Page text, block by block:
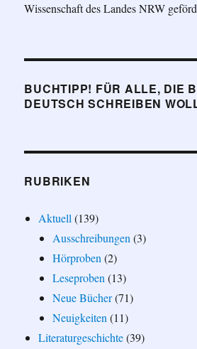
Wissenschaft des Landes NRW
BUCHTIPP! FÜR ALLE, DIE
DEUTSCH SCHREIBEN
RUBRIKEN
Aktuell (139)
Ausschreibungen (3)
Hörproben (2)
Leseproben (13)
Neue Bücher(71)
Neuigkeiten (11)
Literaturgeschichte(39)